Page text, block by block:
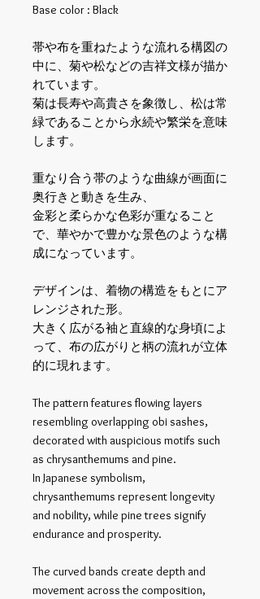
Base color : Black
帯や布を重ねたような流れる構図の
中に、菊や松などの吉祥文様が描か
れています。
菊は長寿や高貴さを象徴し、松は常
緑であることから永続や繁栄を意味
します。
重なり合う帯のような曲線が画面に
奥行きと動きを生み、
金彩と柔らかな色彩が重なること
で、華やかで豊かな景色のような構
成になっています。
デザインは、着物の構造をもとにア
レンジされた形。
大きく広がる袖と直線的な身頃によ
って、布の広がりと柄の流れが立体
的に現れます。
The pattern features flowing layers
resembling overlapping obi sashes,
decorated with auspicious motifs such
as chrysanthemums and pine.
In Japanese symbolism,
chrysanthemums represent longevity
and nobility, while pine trees signify
endurance and prosperity.
The curved bands create depth and
movement across the composition,